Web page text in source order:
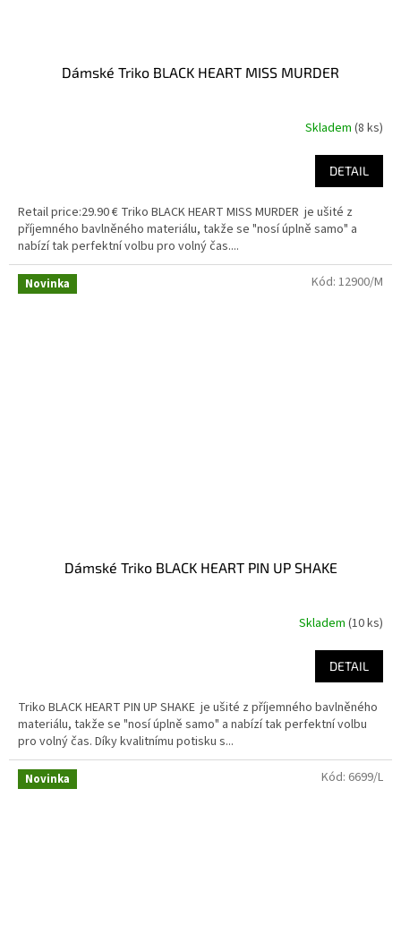
Dámské Triko BLACK HEART MISS MURDER
Skladem (8 ks)
DETAIL
Retail price:29.90 € Triko BLACK HEART MISS MURDER je ušité z
příjemného bavlněného materiálu, takže se "nosí úplně samo" a
nabízí tak perfektní volbu pro volný čas....
Novinka
Dámské Triko BLACK HEART PIN UP SHAKE
Skladem (10 ks)
DETAIL
Triko BLACK HEART PIN UP SHAKE je ušité z příjemného bavlněného
materiálu, takže se "nosí úplně samo" a nabízí tak perfektní volbu
pro volný čas. Díky kvalitnímu potisku s...
Kód: 12900/M
Novinka Kód: 6699/L